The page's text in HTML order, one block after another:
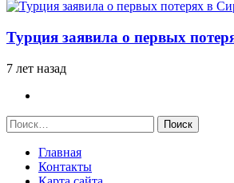
Турция заявила о первых
7 лет назад
Найти:
Главная
Контакты